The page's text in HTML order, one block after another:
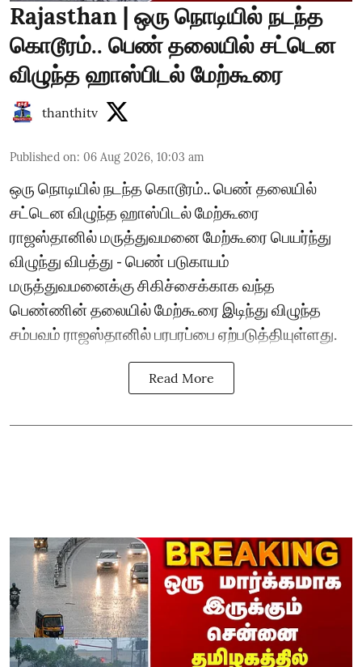
Rajasthan | ஒரு நொடியில் நடந்த
கொடூரம்.. பெண் தலையில் சட்டென
விழுந்த ஹாஸ்பிடல் மேற்கூரை
thanthitv
Published on: 06 Aug 2026, 10:03 am
ஒரு நொடியில் நடந்த கொடூரம்.. பெண் தலையில்
சட்டென விழுந்த ஹாஸ்பிடல் மேற்கூரை
ராஜஸ்தானில் மருத்துவமனை மேற்கூரை பெயர்ந்து
விழுந்து விபத்து - பெண் படுகாயம்
மருத்துவமனைக்கு சிகிச்சைக்காக வந்த
பெண்ணின் தலையில் மேற்கூரை இடிந்து விழுந்த
சம்பவம் ராஜஸ்தானில் பரபரப்பை ஏற்படுத்தியுள்ளது.
Read More